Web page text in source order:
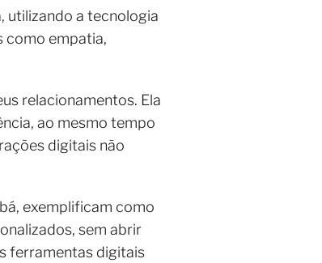
utilizando a tecnologia
como empatia,
relacionamentos. Ela
ao mesmo tempo
digitais não
exemplificam como
sem abrir
ferramentas digitais